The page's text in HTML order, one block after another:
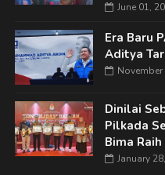
June 01,
Era Baru
Aditya
November
Dinilai
Pilkada
Bima
January